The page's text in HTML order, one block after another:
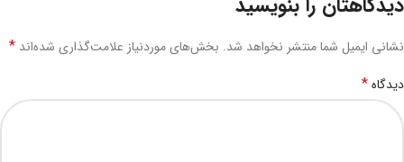
نشانی ایمیل شما منتشر نخواهد شد. بخش‌های موردنیاز علامت‌گذاری شده‌اند *
دیدگاه*